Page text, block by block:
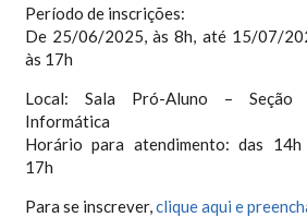
Período de inscrições:
De 25/06/2025, às 8h, até 15/07/
às 17h
Local: Sala Pró-Aluno – Seção
Informática
Horário para atendimento: das 14h
17h
Para se inscrever,clique aqui e